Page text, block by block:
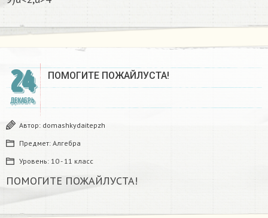
24
ДЕКАБРЬ
ПОМОГИТЕ ПОЖАЙЛУСТА!
Автор: domashkydaitepzh
Предмет: Алгебра
Уровень: 10 - 11 класс
ПОМОГИТЕ ПОЖАЙЛУСТА!